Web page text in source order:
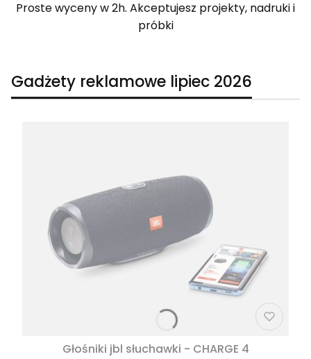
Proste wyceny w 2h. Akceptujesz projekty, nadruki i
próbki
Gadżety reklamowe lipiec 2026
Głośniki jbl słuchawki - CHARGE 4